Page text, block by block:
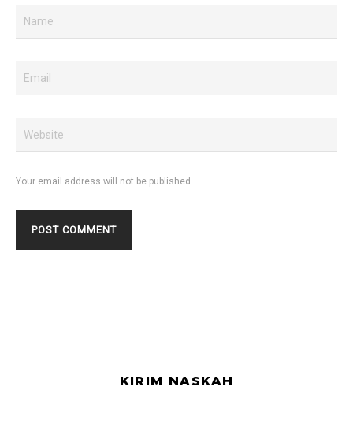
Your email address will not be published.
KIRIM NASKAH